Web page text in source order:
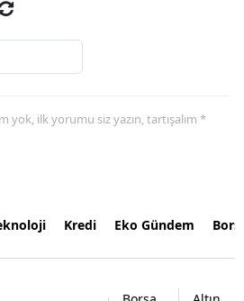
yok, ilk yorumu siz yazın, tartışalım *
Kredi Eko Gündem